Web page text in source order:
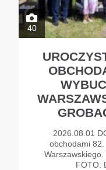
40
2026.08.01
obchodami
FOTO: